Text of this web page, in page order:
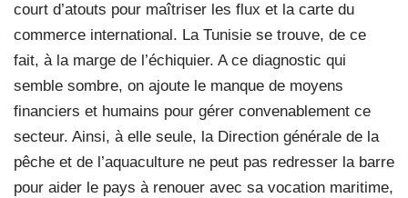
court d’atouts pour maîtriser les flux et la carte du
commerce international. La Tunisie se trouve, de ce
fait, à la marge de l’échiquier. A ce diagnostic qui
semble sombre, on ajoute le manque de moyens
financiers et humains pour gérer convenablement ce
secteur. Ainsi, à elle seule, la Direction générale de la
pêche et de l’aquaculture ne peut pas redresser la barre
pour aider le pays à renouer avec sa vocation maritime,